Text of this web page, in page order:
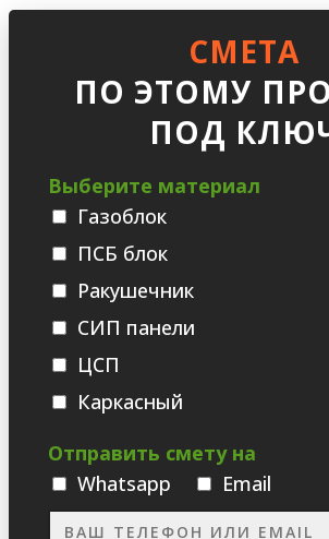
СМЕТА
ПО ЭТОМУ
ПОД
Выберите материал
Газоблок
ПСБ блок
Ракушечник
СИП панели
ЦСП
Каркасный
Отправить смету на
Whatsаpp
Email